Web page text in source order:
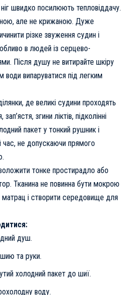
швидко посилюють тепловіддачу.
але не крижаною. Дуже
різке звуження судин і
в людей із серцево-
Після душу не витирайте шкіру
випаруватися під легким
де великі судини проходять
згини ліктів, підколінні
пакет у тонкий рушник і
час, не допускаючи прямого
тонке простирадло або
Тканина не повинна бути мокрою
матрац і створити середовище для
душ.
та руки.
холодний пакет до шиї.
воду.